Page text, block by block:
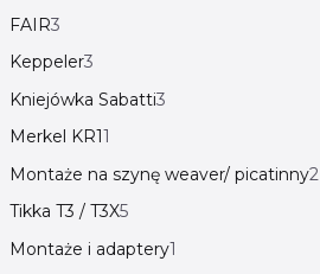
FAIR3
Keppeler3
Kniejówka Sabatti3
Merkel KR11
Montaże na szynę weaver/ picatinny2
Tikka T3 / T3X5
Montaże i adaptery1